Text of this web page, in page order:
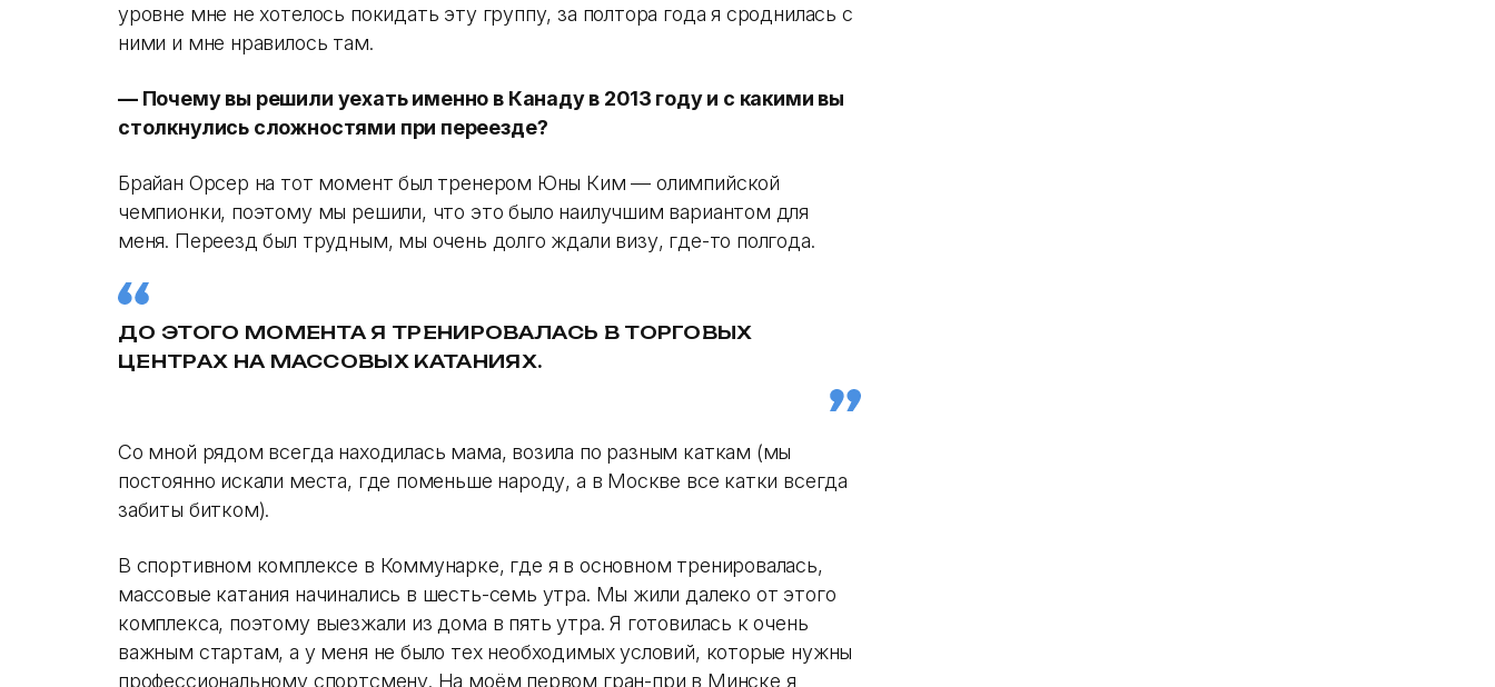
уровне мне не хотелось покидать эту группу, за полтора года я сроднилась с
ними и мне нравилось там.
— Почему вы решили уехать именно в Канаду в 2013 году и с какими вы
столкнулись сложностями при переезде?
Брайан Орсер на тот момент был тренером Юны Ким — олимпийской
чемпионки, поэтому мы решили, что это было наилучшим вариантом для
меня. Переезд был трудным, мы очень долго ждали визу, где-то полгода.
ДО ЭТОГО МОМЕНТА Я ТРЕНИРОВАЛАСЬ В ТОРГОВЫХ
ЦЕНТРАХ НА МАССОВЫХ КАТАНИЯХ.
Со мной рядом всегда находилась мама, возила по разным каткам (мы
постоянно искали места, где поменьше народу, а в Москве все катки всегда
забиты битком).
В спортивном комплексе в Коммунарке, где я в основном тренировалась,
массовые катания начинались в шесть-семь утра. Мы жили далеко от этого
комплекса, поэтому выезжали из дома в пять утра. Я готовилась к очень
важным стартам, а у меня не было тех необходимых условий, которые нужны
профессиональному спортсмену. На моём первом гран-при в Минске я